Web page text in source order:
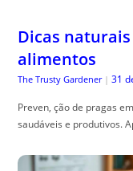
Dicas
alimentos
The Trusty Gardener | 31
Preven, ção de pragas
saudáveis e produtivos.